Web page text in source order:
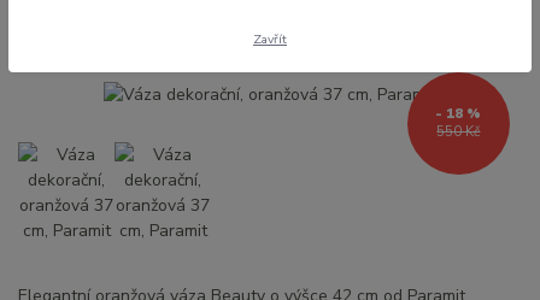
550 Kč
- 18 %
Zavřít